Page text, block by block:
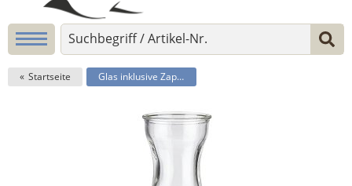
Startseite Glas inklusive Zapfhahn